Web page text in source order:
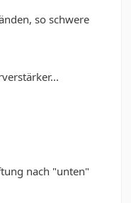
so schwere
nach "unten"